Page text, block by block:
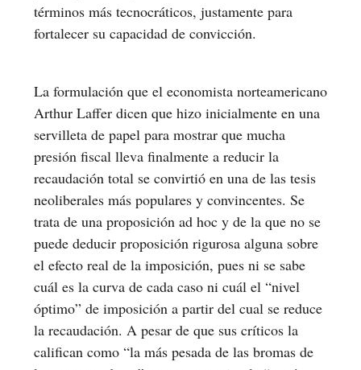
términos más tecnocráticos, justamente para
fortalecer su capacidad de convicción.
La formulación que el economista norteamericano
Arthur Laffer dicen que hizo inicialmente en una
servilleta de papel para mostrar que mucha
presión fiscal lleva finalmente a reducir la
recaudación total se convirtió en una de las tesis
neoliberales más populares y convincentes. Se
trata de una proposición ad hoc y de la que no se
puede deducir proposición rigurosa alguna sobre
el efecto real de la imposición, pues ni se sabe
cuál es la curva de cada caso ni cuál el “nivel
óptimo” de imposición a partir del cual se reduce
la recaudación. A pesar de que sus críticos la
califican como “la más pesada de las bromas de